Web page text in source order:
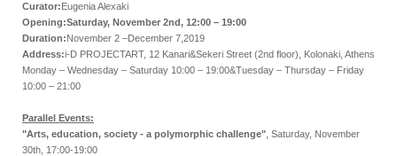
Curator:Eugenia Alexaki
Opening:Saturday, November 2nd, 12:00 – 19:00
Duration:November 2 –December 7,2019
Address:i-D PROJECTART, 12 Kanari&Sekeri Street (2nd floor), Kolonaki, Athens
Monday – Wednesday – Saturday 10:00 – 19:00&Tuesday – Thursday – Friday
10:00 – 21:00
Parallel Events:
"Arts, education, society - a polymorphic challenge" , Saturday, November
30th, 17:00-19:00